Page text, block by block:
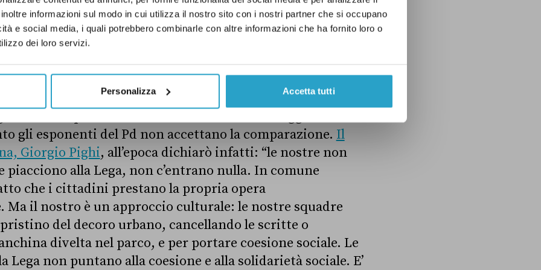
informazioni sul modo in cui utilizza il nostro sito con i nostri partner che si occupano
e social media, i quali potrebbero combinarle con altre informazioni che ha fornito loro o
dei loro servizi.
Personalizza Accetta tutti
di un sistema integrato di sicurezza volte al
una ordinata e civile convivenza nelle città e nel territorio
riferimento alla riduzione dei fenomeni di illegalità e
gli esponenti del Pd non accettano la comparazione. Il
Giorgio Pighi, all’epoca dichiarò infatti: “le nostre non
piacciono alla Lega, non c’entrano nulla. In comune
che i cittadini prestano la propria opera
Ma il no­stro è un approccio culturale: le no­stre squadre
del decoro urbano, cancellando le scritte o
divelta nel parco, e per portare coe­sione sociale. Le
Lega non puntano alla coesione e al­la solidarietà sociale. E’